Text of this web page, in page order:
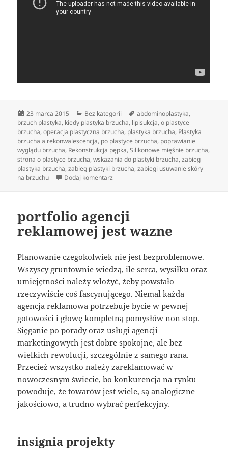
Data
publikacji
23 marca 2015 Kategorie
Bez kategorii Tagi
abdominoplastyka,
brzuch plastyka, kiedy plastyka brzucha, lipisukcja,o plastyce
brzucha,operacja plastyczna brzucha, plastyka brzucha, Plastyka
brzucha a rekonwalescencja, po plastyce brzucha, poprawianie
wyglądu brzucha, Rekonstrukcja pępka,Silikonowe mięśnie brzucha,
strona o plastyce brzucha,wskazania do plastyki brzucha,zabieg
plastyka brzucha,zabieg plastyki brzucha,zabiegi usuwanie skóry
na brzuchu
Dodaj komentarz
portfolio agencji
reklamowej jest wazne
Planowanie czegokolwiek nie jest bezproblemowe.
Wszyscy gruntownie wiedzą, ile serca, wysiłku oraz
umiejętności należy włożyć, żeby powstało
rzeczywiście coś fascynującego. Niemal każda
agencja reklamowa potrzebuje bycie w pewnej
gotowości i głowę kompletną pomysłów non stop.
Sięganie po porady oraz usługi agencji
marketingowych jest dobre spokojne, ale bez
wielkich rewolucji, szczególnie z samego rana.
Przecież wszystko należy zareklamować w
nowoczesnym świecie, bo konkurencja na rynku
powoduje, że towarów jest wiele, są analogiczne
jakościowo, a trudno wybrać perfekcyjny.
insignia projekty